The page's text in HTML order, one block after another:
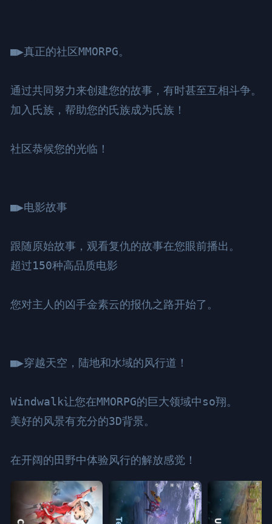
■▶真正的社区MMORPG。
通过共同努力来创建您的故事，有时甚至互相斗争。
加入氏族，帮助您的氏族成为氏族！
社区恭候您的光临！
■▶电影故事
跟随原始故事，观看复仇的故事在您眼前播出。
超过150种高品质电影
您对主人的凶手金素云的报仇之路开始了。
■▶穿越天空，陆地和水域的风行道！
Windwalk让您在MMORPG的巨大领域中so翔。
美好的风景有充分的3D背景。
在开阔的田野中体验风行的解放感觉！